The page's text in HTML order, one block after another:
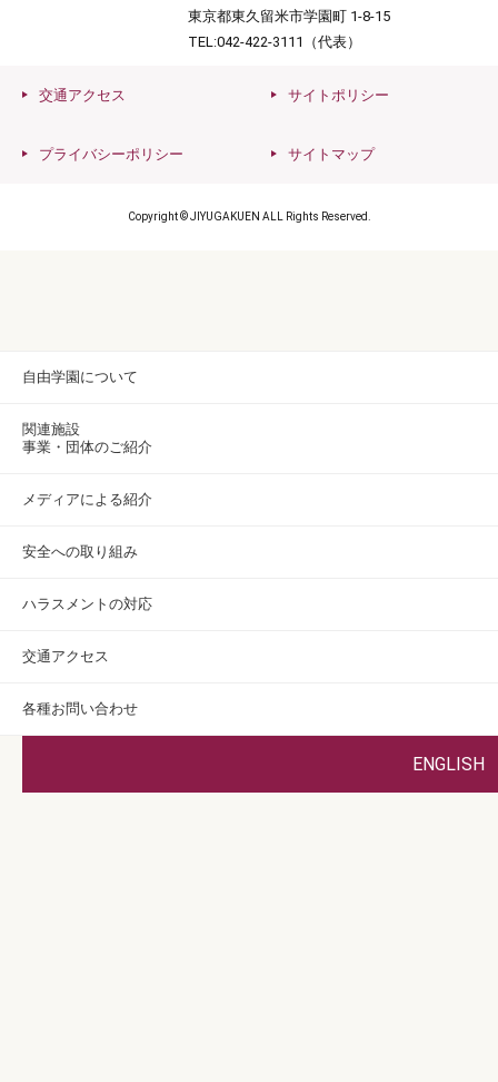
東京都東久留米市学園町 1-8-15
TEL:042-422-3111（代表）
交通アクセス サイトポリシー
プライバシーポリシー サイトマップ
Copyright © JIYUGAKUEN ALL Rights Reserved.
各種お問い合わせ